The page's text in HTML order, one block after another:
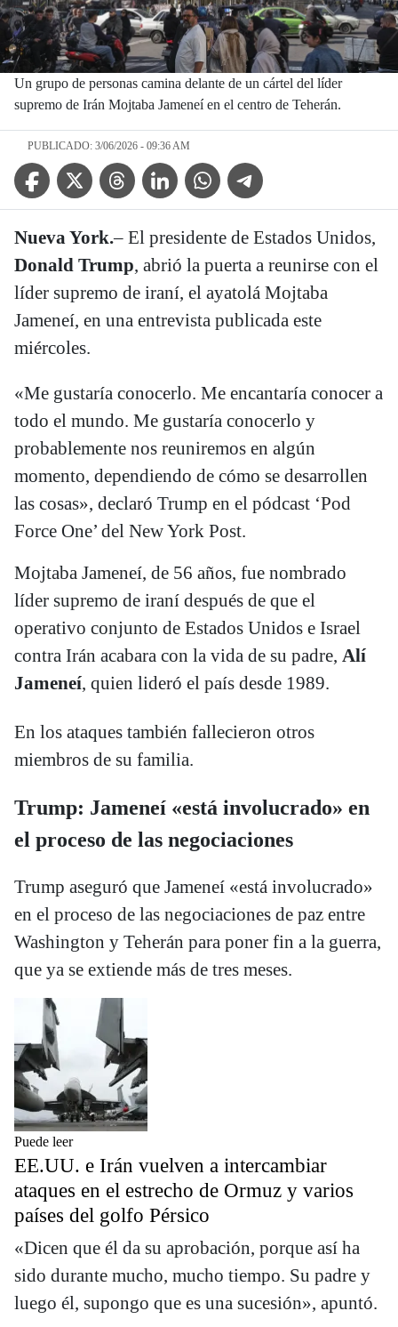
Un grupo de personas camina delante de un cártel del líder
supremo de Irán Mojtaba Jameneí en el centro de Teherán.
PUBLICADO: 3/06/2026 - 09:36 AM
Facebook IconTwitter IconThreads IconLinkedin IconWhatsApp IconTelegram Icon
Nueva York.– El presidente de Estados Unidos,
Donald Trump, abrió la puerta a reunirse con el
líder supremo de iraní, el ayatolá Mojtaba
Jameneí, en una entrevista publicada este
miércoles.
«Me gustaría conocerlo. Me encantaría conocer a
todo el mundo. Me gustaría conocerlo y
probablemente nos reuniremos en algún
momento, dependiendo de cómo se desarrollen
las cosas», declaró Trump en el pódcast ‘Pod
Force One’ del New York Post.
Mojtaba Jameneí, de 56 años, fue nombrado
líder supremo de iraní después de que el
operativo conjunto de Estados Unidos e Israel
contra Irán acabara con la vida de su padre, Alí
Jameneí, quien lideró el país desde 1989.
En los ataques también fallecieron otros
miembros de su familia.
Trump: Jameneí «está involucrado» en
el proceso de las negociaciones
Trump aseguró que Jameneí «está involucrado»
en el proceso de las negociaciones de paz entre
Washington y Teherán para poner fin a la guerra,
que ya se extiende más de tres meses.
Puede leer
EE.UU. e Irán vuelven a intercambiar
ataques en el estrecho de Ormuz y varios
países del golfo Pérsico
«Dicen que él da su aprobación, porque así ha
sido durante mucho, mucho tiempo. Su padre y
luego él, supongo que es una sucesión», apuntó.